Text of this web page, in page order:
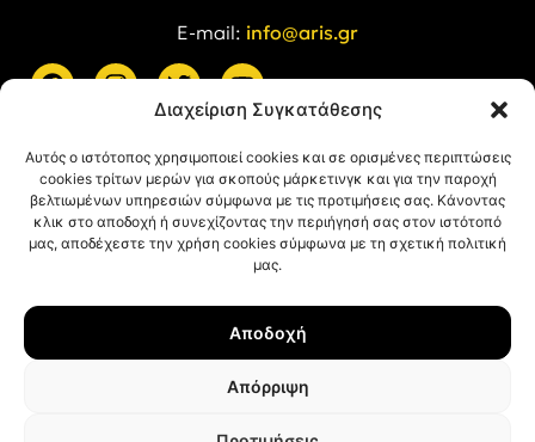
Διαχείριση Συγκατάθεσης
Αυτός ο ιστότοπος χρησιμοποιεί cookies και σε ορισμένες περιπτώσεις
cookies τρίτων μερών για σκοπούς μάρκετινγκ και για την παροχή
βελτιωμένων υπηρεσιών σύμφωνα με τις προτιμήσεις σας. Κάνοντας
κλικ στο αποδοχή ή συνεχίζοντας την περιήγησή σας στον ιστότοπό
μας, αποδέχεστε την χρήση cookies σύμφωνα με τη σχετική πολιτική
μας.
Αποδοχή
Απόρριψη
E-mail: info@aris.gr
Όροι Χρήσης
Πολιτική Cookies